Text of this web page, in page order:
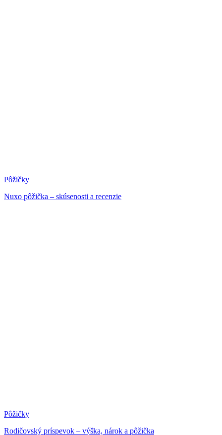
Pôžičky
Nuxo pôžička – skúsenosti a recenzie
Pôžičky
Rodičovský príspevok – výška, nárok a pôžička